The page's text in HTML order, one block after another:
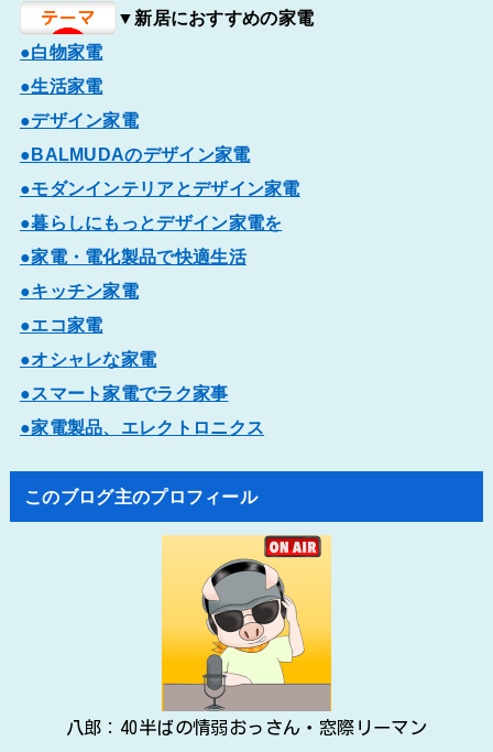
▼新居におすすめの家電
●白物家電
●生活家電
●デザイン家電
●BALMUDAのデザイン家電
●モダンインテリアとデザイン家電
●暮らしにもっとデザイン家電を
●家電・電化製品で快適生活
●キッチン家電
●エコ家電
●オシャレな家電
●スマート家電でラク家事
●家電製品、エレクトロニクス
このブログ主のプロフィール
八郎：40半ばの情弱おっさん・窓際リーマン